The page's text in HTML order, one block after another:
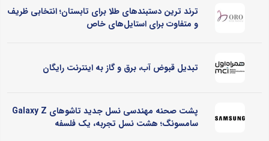
ترند ترین دستبندهای طلا برای تابستان؛ انتخابی ظریف
و متفاوت برای استایل‌های خاص
تبدیل قبوض آب، برق و گاز به اینترنت رایگان
پشت صحنه مهندسی نسل جدید تاشوهای Galaxy Z
سامسونگ؛ هشت نسل تجربه، یک فلسفه